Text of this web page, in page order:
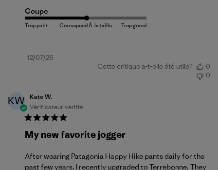
Coupe
Date
12/07/26
Cette critique a-t-elle été utile?
0
0
KW
Kate W.
Vérificateur vérifié
My new favorite jogger
After wearing Patagonia Happy Hike pants daily for the
past few years, I recently upgraded to Terrebonne. They